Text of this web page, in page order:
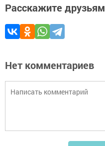
Расскажите друзьям
Нет комментариев